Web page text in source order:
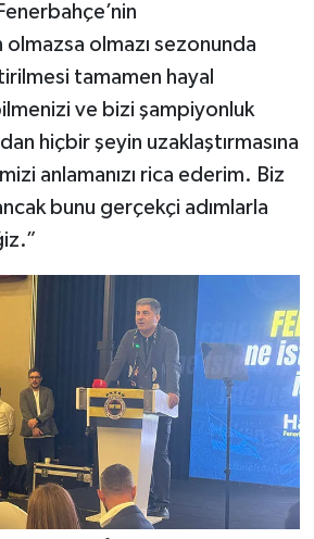
olmazı sezonunda
tamamen hayal
ve bizi şampiyonluk
hiçbir şeyin uzaklaştırmasına
anlamanızı rica ederim. Biz
bunu gerçekçi adımlarla